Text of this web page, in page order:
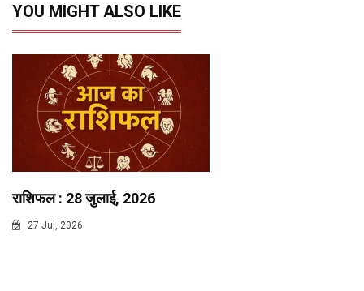
YOU MIGHT ALSO LIKE
राशिफल : 28 जुलाई, 2026
27 Jul, 2026